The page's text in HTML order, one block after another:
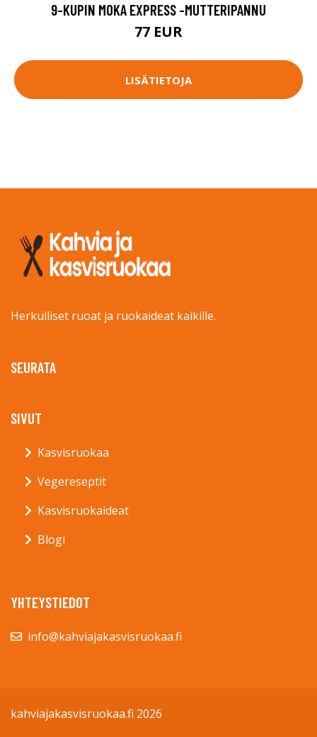
9-KUPIN MOKA EXPRESS -MUTTERIPANNU
77 EUR
LISÄTIETOJA
Herkulliset ruoat ja ruokaideat kaikille.
SEURATA
SIVUT
Kasvisruokaa
Vegereseptit
Kasvisruokaideat
Blogi
YHTEYSTIEDOT
info@kahviajakasvisruokaa.fi
kahviajakasvisruokaa.fi 2026